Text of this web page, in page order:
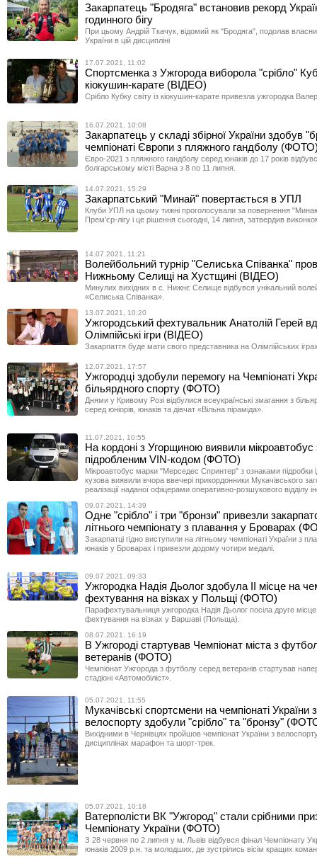
Закарпатець "Бродяга" встановив рекорд
годинного бігу
При цьому Андрій Ткачук, відомий як "Бродяга", подолав
України в цій дисципліні
17.07.2021, 11:02
Спортсменка з Ужгорода виборола "срібло"
кіокушин-карате (ВІДЕО)
Срібло Кубку світу із кіокушин-карате привезла ужгородка
16.07.2021, 10:08
Закарпатець у складі збірної України здобув
чемпіонаті Європи з пляжного гандболу
Євро-2021 з пляжного гандболу серед юнаків до 17 років
болгарському місті Варна з 8 по 11 липня.
14.07.2021, 15:29
Закарпатський "Минай" повертається в УПЛ
Клуби УПЛ на цьому тижні проголосували за повернення
Прем’єр-лігу і це рішення сьогодні, 14 липня, затвердив
14.07.2021, 11:21
Волейбольний турнір "Селиська Співанка"
Нижньому Селищі на Хустщині (ВІДЕО)
Минулих вихідних в с. Нижнє Селище відбувся унікальний
«Селиська Співанка».
13.07.2021, 10:20
Ужгородський фехтувальник Анатолій Герей
Олімпійські ігри (ВІДЕО)
Закарпаття буде мати свого представника на Олімпійських
12.07.2021, 17:57
Ужгородці здобули перемогу на Чемпіонаті
більярдного спорту (ФОТО)
Днями у Кривому Розі відбулися всеукраїнські змагання з
серед юніорів, юнаків та дівчат «Вільна піраміда».
11.07.2021, 10:55
На кордоні з Угорщиною виявили мікроавтобус
підробленим VIN-кодом (ФОТО)
Мікроавтобус марки "Мерседес Спринтер" з ознаками підробки
кузова виявили вчора ввечері прикордонники Мукачівського
реалізації наданої офіцерами оперативно-розшукового відділу
09.07.2021, 14:39
Одне "срібло" і три "бронзи" привезли
літнього чемпіонату з плавання у Броварах
Закарпатці гідно виступили на літньому чемпіонаті України з
юнаків у Броварах і привезли додому чотири медалі.
09.07.2021, 09:33
Ужгородка Надія Дьолог здобула II місце на
фехтування на візках у Польщі (ФОТО)
Парафехтувальниця ужгородка Надія Дьолог посіла друге місце
фехтування на візках у Варшаві (Польща).
08.07.2021, 16:19
В Ужгороді стартував Чемпіонат міста з
ветеранів (ФОТО)
Чемпіонат Ужгорода з футболу серед ветеранів стартував
стадіоні «Автомобіліст».
05.07.2021, 11:55
Мукачівcькі спортсмени на чемпіонаті України з
велоспорту здобули "срібло" та "бронзу"
Вихідними в Чернівцях пройшов чемпіонат України з
дисциплінах марафон та шорт-трек.
05.07.2021, 10:18
Ватерполісти ВК "Ужгород" стали срібними
Чемпіонату України (ФОТО)
З 28 червня по 2 липня у м. Львів відбувся фінал Чемпіонату
юнаків 2009 р.н. та молодших, де зустрілись вісім кращих